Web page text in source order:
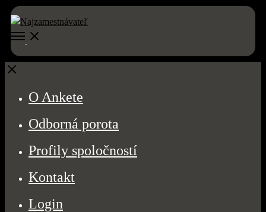
Open
Menu
Close
O Ankete
Odborná porota
Profily spoločností
Kontakt
Login